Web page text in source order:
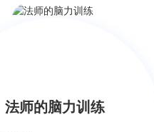
法师的脑力训练